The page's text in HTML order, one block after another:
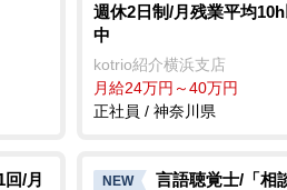
週休2日制/月残業平均
中
kotrio紹介横浜支店
月給24万円～40万円
正社員 / 神奈川県
/月 NEW
言語聴覚士/「相